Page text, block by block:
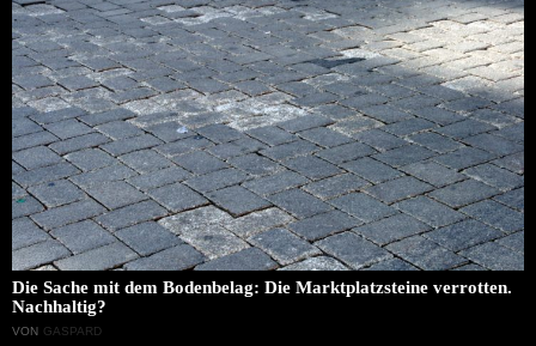
Die Sache mit dem Bodenbelag: Die Marktplatzsteine verrotten.
Nachhaltig?
VON GASPARD